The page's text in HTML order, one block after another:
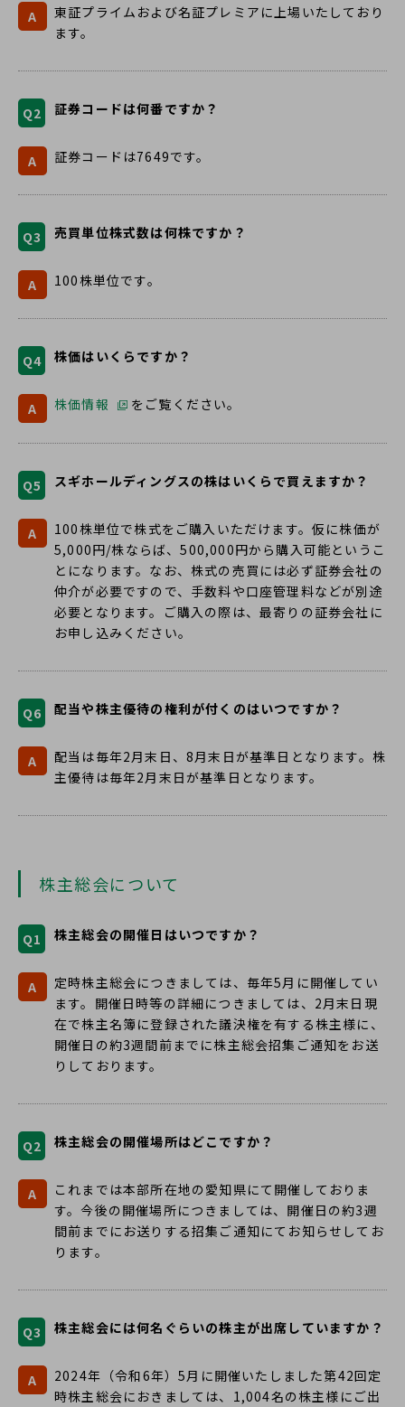
A
東証プライムおよび名証プレミアに上場いたしており
ます。
Q2 証券コードは何番ですか？
A 証券コードは7649です。
Q3 売買単位株式数は何株ですか？
A 100株単位です。
Q4 株価はいくらですか？
A 株価情報 別
ィ
ド
で
開
く
をご覧ください。
Q5 スギホールディングスの株はいくらで買えますか？
A
100株単位で株式をご購入いただけます。仮に株価が
5,000円/株ならば、500,000円から購入可能というこ
とになります。なお、株式の売買には必ず証券会社の
仲介が必要ですので、手数料や口座管理料などが別途
必要となります。ご購入の際は、最寄りの証券会社に
お申し込みください。
Q6 配当や株主優待の権利が付くのはいつですか？
A
配当は毎年2月末日、8月末日が基準日となります。株
主優待は毎年2月末日が基準日となります。
株主総会について
Q1 株主総会の開催日はいつですか？
A
定時株主総会につきましては、毎年5月に開催してい
ます。開催日時等の詳細につきましては、2月末日現
在で株主名簿に登録された議決権を有する株主様に、
開催日の約3週間前までに株主総会招集ご通知をお送
りしております。
Q2 株主総会の開催場所はどこですか？
A
これまでは本部所在地の愛知県にて開催しておりま
す。今後の開催場所につきましては、開催日の約3週
間前までにお送りする招集ご通知にてお知らせしてお
ります。
Q3 株主総会には何名ぐらいの株主が出席していますか？
A
2024年（令和6年）5月に開催いたしました第42回定
時株主総会におきましては、1,004名の株主様にご出